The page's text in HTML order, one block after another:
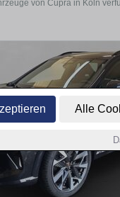
Alle
von Cupra in Köln